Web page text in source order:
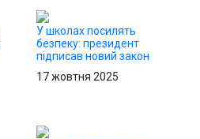
У школах посилять
безпеку: президент
підписав новий закон
17 жовтня 2025